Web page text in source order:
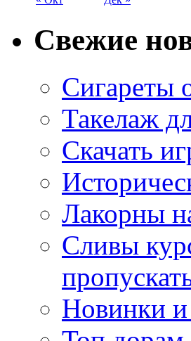
Свежие
Сигареты
Такелаж
Скачать
Лакорны
Сливы
Новинки